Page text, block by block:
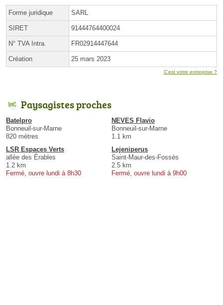
Forme juridique SARL
SIRET 91444764400024
N° TVA Intra. FR02914447644
Création 25 mars 2023
C'est votre entreprise ?
Paysagistes proches
Batelpro
Bonneuil-sur-Marne
820 mètres
NEVES Flavio
Bonneuil-sur-Marne
1.1 km
LSR Espaces Verts
allée des Érables
1.2 km
Fermé, ouvre lundi à 8h30
Lejeniperus
Saint-Maur-des-Fossés
2.5 km
Fermé, ouvre lundi à 9h00